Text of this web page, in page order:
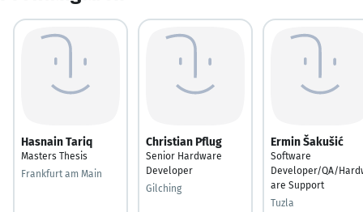
Hasnain Tariq
Masters Thesis
Frankfurt am Main
Christian Pflug
Senior Hardware
Developer
Gilching
Ermin Šakušić
Software
Developer/QA/
are Support
Tuzla